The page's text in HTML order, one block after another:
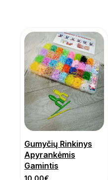
Gumyčių Rinkinys
Apyrankėmis
Gamintis
10.00€